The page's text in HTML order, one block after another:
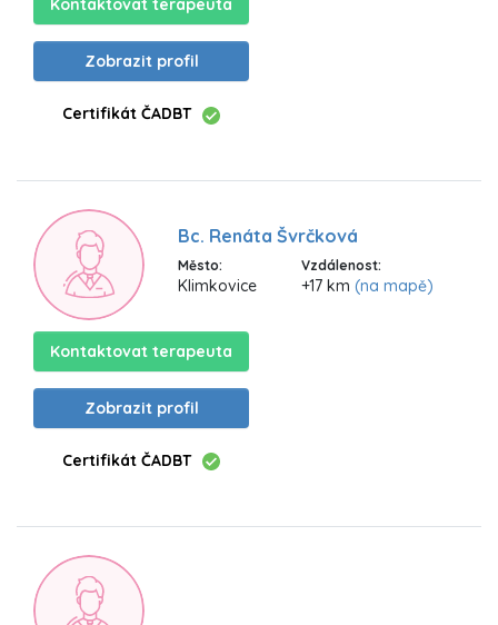
Kontaktovat terapeuta
Zobrazit profil
Certifikát ČADBT
Bc. Renáta Švrčková
Město:
Klimkovice
Vzdálenost:
+17 km (na mapě)
Kontaktovat terapeuta
Zobrazit profil
Certifikát ČADBT